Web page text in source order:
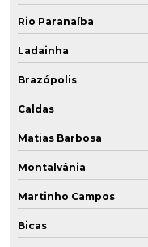
Rio Paranaíba
Ladainha
Brazópolis
Caldas
Matias Barbosa
Montalvânia
Martinho Campos
Bicas